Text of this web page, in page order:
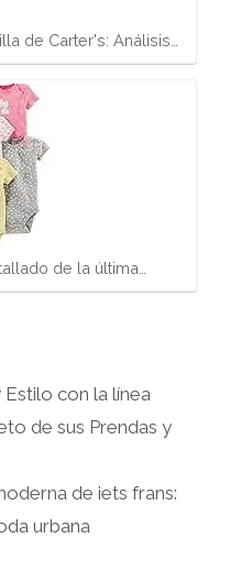
de Carter's: Análisis…
de la última…
con la línea
de sus Prendas y
de iets frans:
urbana